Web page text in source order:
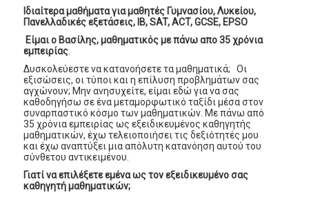
Ιδιαίτερα μαθήματα για μαθητές Γυμνασίου, Λυκείου,
Πανελλαδικές εξετάσεις, IB, SAT, ACT, GCSE, EPSO
Είμαι ο Βασίλης, μαθηματικός με πάνω απο 35 χρόνια
εμπειρίας
Δυσκολεύεστε να κατανοήσετε τα μαθηματικά; Οι
εξισώσεις, οι τύποι και η επίλυση προβλημάτων σας
αγχώνουν; Μην ανησυχείτε, είμαι εδώ για να σας
καθοδηγήσω σε ένα μεταμορφωτικό ταξίδι μέσα στον
συναρπαστικό κόσμο των μαθηματικών. Με πάνω από
35 χρόνια εμπειρίας ως εξειδικευμένος καθηγητής
μαθηματικών, έχω τελειοποιήσει τις δεξιότητές μου
και έχω αναπτύξει μια απόλυτη κατανόηση αυτού του
σύνθετου αντικειμένου.
Γιατί να επιλέξετε εμένα ως τον εξειδικευμένο σας
καθηγητή μαθηματικών;